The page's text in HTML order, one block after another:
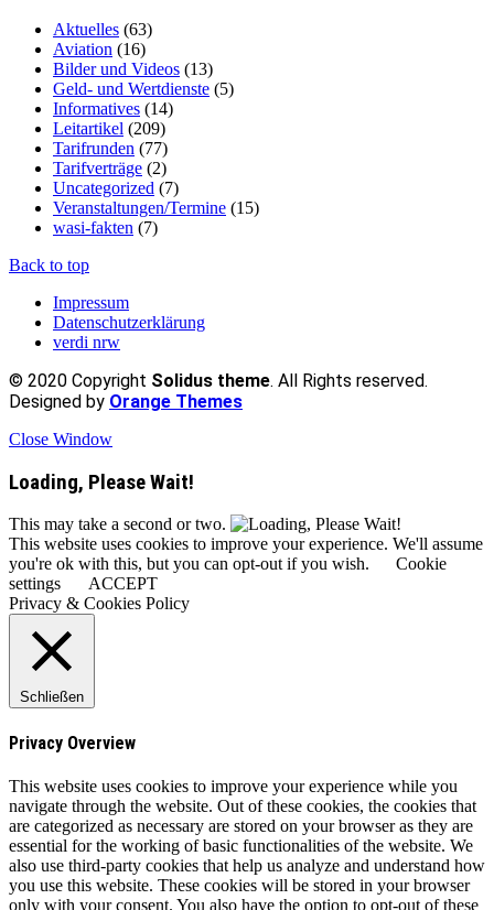
Aktuelles (63)
Aviation (16)
Bilder und Videos (13)
Geld- und Wertdienste (5)
Informatives (14)
Leitartikel (209)
Tarifrunden (77)
Tarifverträge (2)
Uncategorized (7)
Veranstaltungen/Termine (15)
wasi-fakten (7)
Back to top
Impressum
Datenschutzerklärung
verdi nrw
© 2020 Copyright Solidus theme. All Rights reserved.
Designed by Orange Themes
Close Window
Loading, Please Wait!
This may take a second or two.
This website uses cookies to improve your experience. We'll assume
you're ok with this, but you can opt-out if you wish.
Cookie
settings
ACCEPT
Privacy & Cookies Policy
Schließen
Privacy Overview
This website uses cookies to improve your experience while you
navigate through the website. Out of these cookies, the cookies that
are categorized as necessary are stored on your browser as they are
essential for the working of basic functionalities of the website. We
also use third-party cookies that help us analyze and understand how
you use this website. These cookies will be stored in your browser
only with your consent. You also have the option to opt-out of these